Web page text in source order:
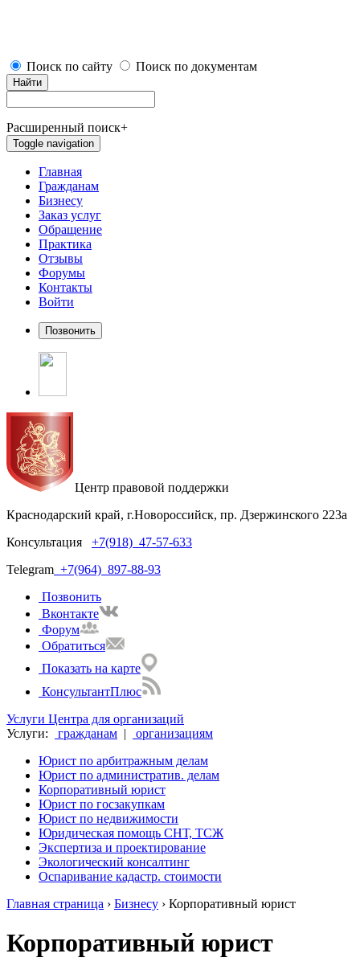
Поиск по сайту Поиск по документам
Найти
Расширенный поиск+
Toggle navigation
Главная
Гражданам
Бизнесу
Заказ услуг
Обращение
Практика
Отзывы
Форумы
Контакты
Войти
Центр правовой поддержки
Краснодарский край, г.Новороссийск, пр. Дзержинского 223а
Консультация +7(918) 47-57-633
Telegram +7(964) 897-88-93
Позвонить
Вконтакте
Форум
Обратиться
Показать на карте
КонсультантПлюс
Услуги Центра для организаций
Услуги:
гражданам |
организациям
Юрист по арбитражным делам
Юрист по административ. делам
Корпоративный юрист
Юрист по госзакупкам
Юрист по недвижимости
Юридическая помощь СНТ, ТСЖ
Экспертиза и проектирование
Экологический консалтинг
Оспаривание кадастр. стоимости
Главная страница › Бизнесу › Корпоративный юрист
Корпоративный юрист